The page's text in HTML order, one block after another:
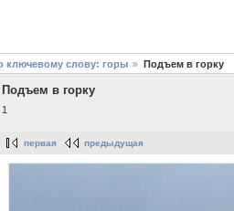
ключевому слову: горы Подъем в горку
Подъем в горку
1
первая предыдущая